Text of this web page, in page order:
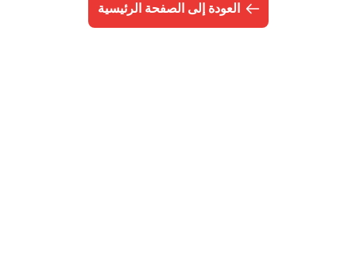
العودة إلى الصفحة الرئيسية